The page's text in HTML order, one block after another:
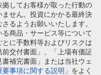
してお客様が取った行動の
せん。投資にかかる最終決
るようお願いいたします。
商品・サービス等について
に手数料等およびリスクは
交付書面」、「上場有価証
補完書面」または当社ウェ
事項に関する説明 」をよく